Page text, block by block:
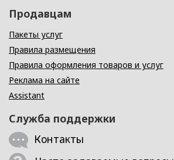
Продавцам
Пакеты услуг
Правила размещения
Правила оформления товаров и услуг
Реклама на сайте
Assistant
Служба поддержки
Контакты